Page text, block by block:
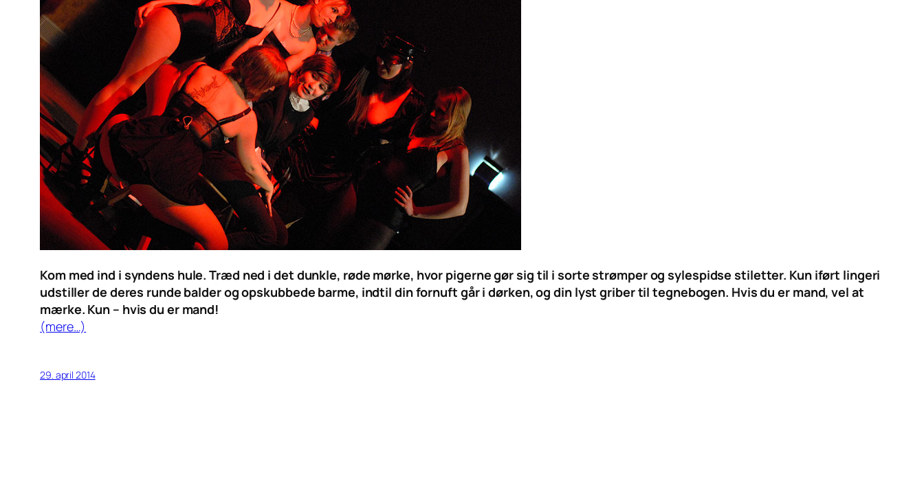
Kom med ind i syndens hule. Træd ned i det dunkle, røde mørke, hvor pigerne gør sig til i sorte strømper og sylespidse stiletter. Kun iført lingeri
udstiller de deres runde balder og opskubbede barme, indtil din fornuft går i dørken, og din lyst griber til tegnebogen. Hvis du er mand, vel at
mærke. Kun – hvis du er mand!
(mere…)
29. april 2014